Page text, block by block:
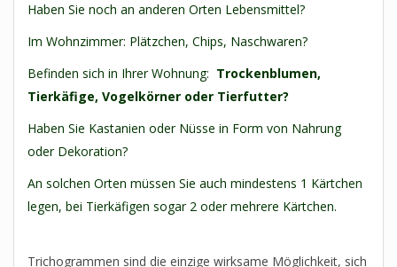
Haben Sie noch an anderen Orten Lebensmittel?
Im Wohnzimmer: Plätzchen, Chips, Naschwaren?
Befinden sich in Ihrer Wohnung: Trockenblumen,
Tierkäfige, Vogelkörner oder Tierfutter?
Haben Sie Kastanien oder Nüsse in Form von Nahrung
oder Dekoration?
An solchen Orten müssen Sie auch mindestens 1 Kärtchen
legen, bei Tierkäfigen sogar 2 oder mehrere Kärtchen.
Trichogrammen sind die einzige wirksame Möglichkeit, sich